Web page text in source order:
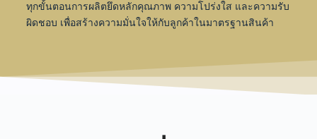
ทุกขั้นตอนการผลิตยึดหลักคุณภาพ ความโปร่งใส และความรับ
ผิดชอบ เพื่อสร้างความมั่นใจให้กับลูกค้าในมาตรฐานสินค้า